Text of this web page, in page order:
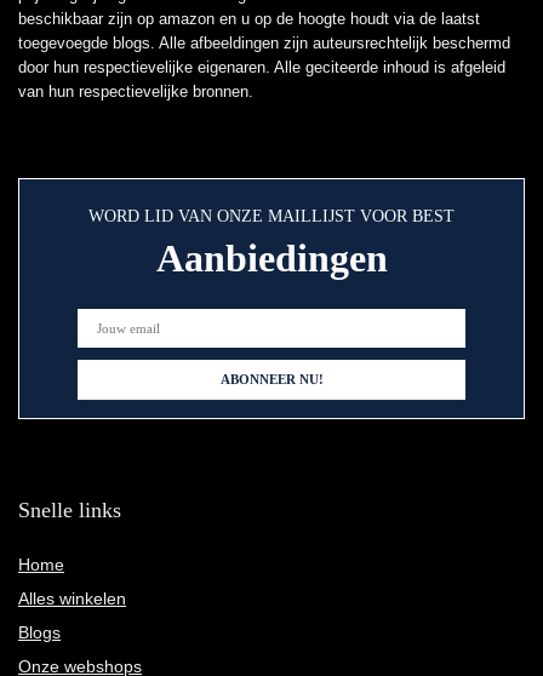
beschikbaar zijn op amazon en u op de hoogte houdt via de laatst
toegevoegde blogs. Alle afbeeldingen zijn auteursrechtelijk beschermd
door hun respectievelijke eigenaren. Alle geciteerde inhoud is afgeleid
van hun respectievelijke bronnen.
WORD LID VAN ONZE MAILLIJST VOOR BEST
Aanbiedingen
Snelle links
Home
Alles winkelen
Blogs
Onze webshops